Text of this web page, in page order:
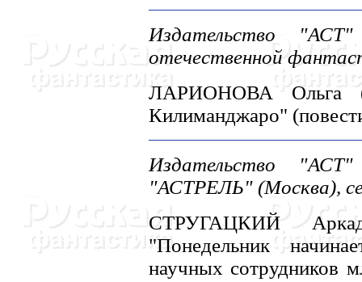
Издательство
отечественной
ЛАРИОHОВА Ольга
Килиманджаро"
Издательство
"АСТРЕЛЬ" (Москва),
СТРУГАЦКИЙ
"Понедельник
научных сотрудников